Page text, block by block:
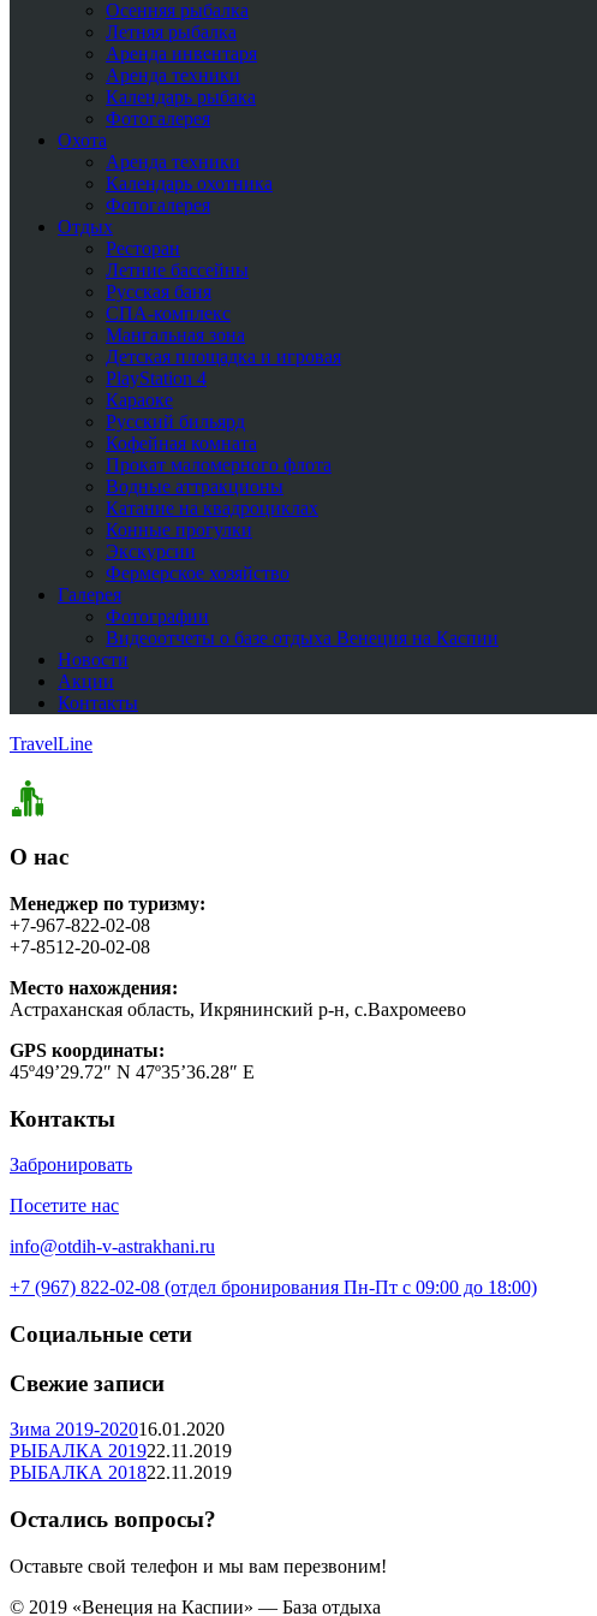
Осенняя рыбалка
Летняя рыбалка
Аренда инвентаря
Аренда техники
Календарь рыбака
Фотогалерея
Охота
Аренда техники
Календарь охотника
Фотогалерея
Отдых
Ресторан
Летние бассейны
Русская баня
СПА-комплекс
Мангальная зона
Детская площадка и игровая
PlayStation 4
Караоке
Русский бильярд
Кофейная комната
Прокат маломерного флота
Водные аттракционы
Катание на квадроциклах
Конные прогулки
Экскурсии
Фермерское хозяйство
Галерея
Фотографии
Видеоотчеты о базе отдыха Венеция на Каспии
Новости
Акции
Контакты
TravelLine
О нас
Менеджер по туризму:
+7-967-822-02-08
+7-8512-20-02-08
Место нахождения:
Астраханская область, Икрянинский р-н, с.Вахромеево
GPS координаты:
45º49’29.72″ N 47º35’36.28″ E
Контакты
Забронировать
Посетите нас
info@otdih-v-astrakhani.ru
+7 (967) 822-02-08 (отдел бронирования Пн-Пт с 09:00 до 18:00)
Социальные сети
Свежие записи
Зима 2019-202016.01.2020
РЫБАЛКА 201922.11.2019
РЫБАЛКА 201822.11.2019
Остались вопросы?
Оставьте свой телефон и мы вам перезвоним!
© 2019 «Венеция на Каспии» — База отдыха